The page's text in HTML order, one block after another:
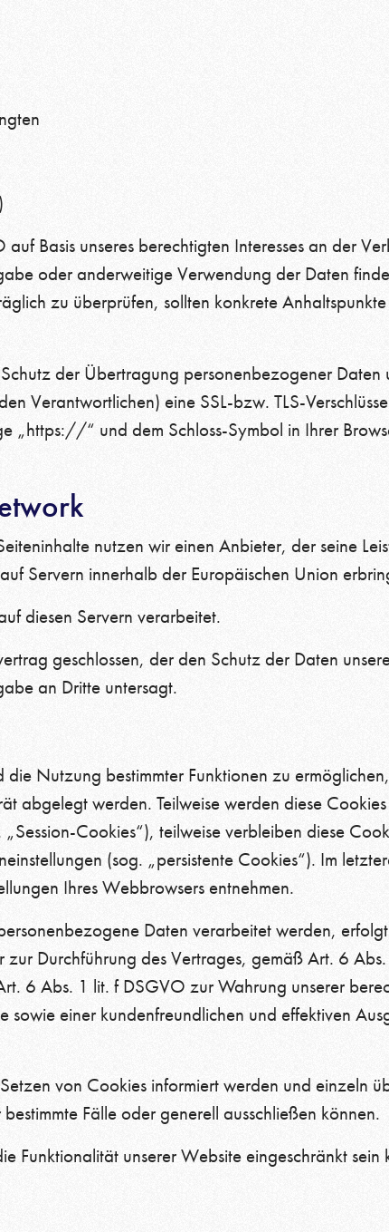
Basis unseres berechtigten Interesses an der
oder anderweitige Verwendung der Daten
zu überprüfen, sollten konkrete
der Übertragung personenbezogener Daten
Verantwortlichen) eine SSL-bzw. TLS-
„https://“ und dem Schloss-Symbol in Ihrer
nutzen wir einen Anbieter, der seine
Servern innerhalb der Europäischen Union
diesen Servern verarbeitet.
geschlossen, der den Schutz der Daten
an Dritte untersagt.
Nutzung bestimmter Funktionen zu
abgelegt werden. Teilweise werden diese
Cookies“), teilweise verbleiben diese
(sog. „persistente Cookies“). Im
Ihres Webbrowsers entnehmen.
Daten verarbeitet werden,
Durchführung des Vertrages, gemäß Art. 6
6 Abs. 1 lit. f DSGVO zur Wahrung unserer
einer kundenfreundlichen und effektiven
von Cookies informiert werden und einzeln
Fälle oder generell ausschließen können.
Funktionalität unserer Website eingeschränkt sein